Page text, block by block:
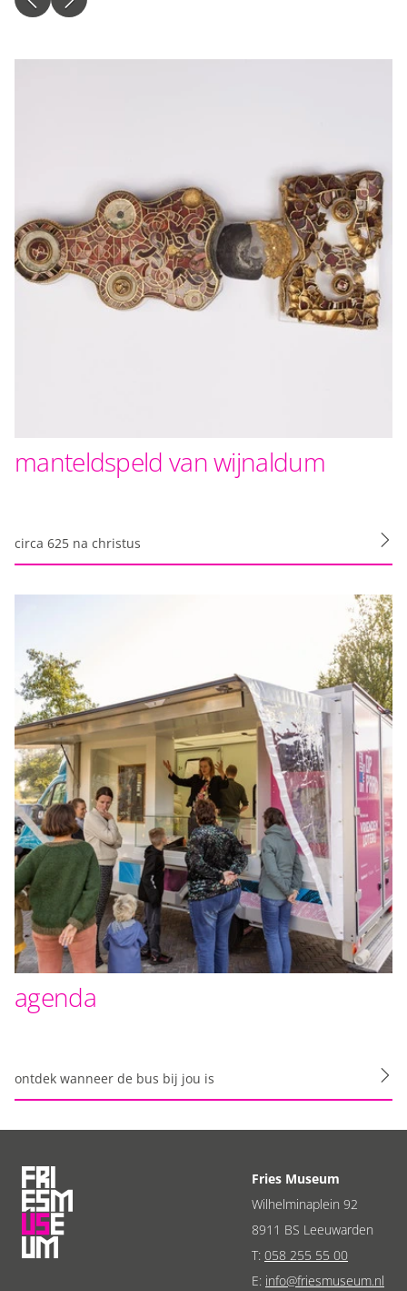
manteldspeld van wijnaldum
circa 625 na christus
agenda
ontdek wanneer de bus bij jou is
Fries Museum
Wilhelminaplein 92
8911 BS Leeuwarden
T: 058 255 55 00
E: info@friesmuseum.nl